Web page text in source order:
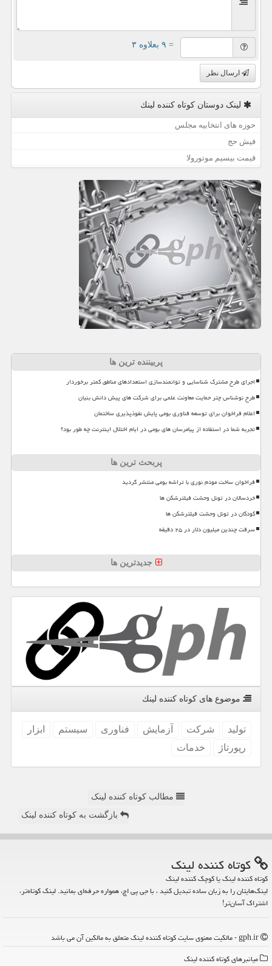
= ۹ بعلاوه ۳
ارسال نظر
لینک دوستان كوتاه كننده لینك
حوزه های انتخابیه مجلس
فیش حج
قیمت بیسیم موتورولا
پربیننده ترین ها
اجرای طرح مشترک شناسایی و توانمندسازی استعدادهای مناطق کمتر برخوردار
طرح نوشناس چتر حمایت معاونت علمی برای شرکت های پیش دانش بنیان
اعلام فراخوان برای توسعه فناوری بومی پایش نفوذپذیری ساختمان
تجربه شما در استفاده از پیامرسان های بومی در ایام اختلال اینترنت چه طور بود؟
پربحث ترین ها
فراخوان ساخت مودم نوری با تراشه بومی منتشر گردید
خردسالان در تونل وحشت فیلترشکن ها
کودکان در تونل وحشت فیلترشکن ها
سرقت چندین میلیون دلار در ۲۵ دقیقه
جدیدترین ها
موضوع های كوتاه كننده لینك
تولید شركت آزمایش فناوری سیستم
ابزار
رپورتاژ
خدمات
مطالب کوتاه کننده لینک
بازگشت به کوتاه کننده لینک
كوتاه كننده لینك
کوتاه کننده لینک یا کوچک کننده لینک
لینک‌هایتان را به زبان ساده تبدیل کنید ، با جی پی اچ، همواره حرفه‌ای بمانید. لینک کوتاه‌تر،
اشتراک آسان‌تر!
میانبرهای كوتاه كننده لینك